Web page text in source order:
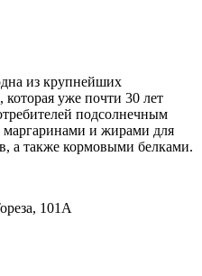
из крупнейших
уже почти 30 лет
подсолнечным
маргаринами и жирами для
а также кормовыми белками.
101А